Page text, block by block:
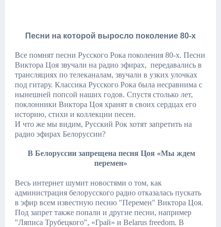
Песни на которой выросло поколение 80-х
Все помнят песни Русского Рока поколения 80-х. Песни
Виктора Цоя звучали на радио эфирах, передавались в
трансляциях по телеканалам, звучали в узких улочках
под гитару. Классика Русского Рока была несравнима с
нынешней попсой наших годов. Спустя столько лет,
поклонники Виктора Цоя хранят в своих сердцах его
историю, стихи и коллекции песен.
И что же мы видим, Русский Рок хотят запретить на
радио эфирах Белоруссии?
В Белоруссии запрещена песня Цоя «Мы ждем
перемен»
Весь интернет шумит новостями о том, как
администрация белорусского радио отказалась пускать
в эфир всем известную песню "Перемен" Виктора Цоя.
Под запрет также попали и другие песни, например
"Ляписа Трубецкого", «Грай» и Belarus freedom. В